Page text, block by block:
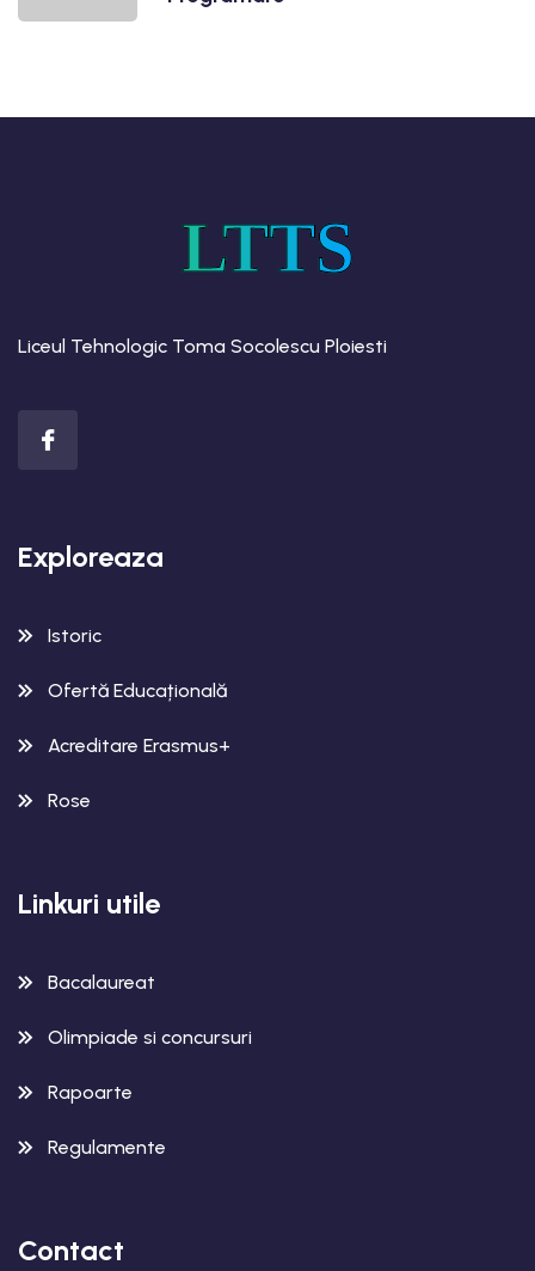
LTTS
Liceul Tehnologic Toma Socolescu Ploiesti
Exploreaza
Istoric
Ofertă Educațională
Acreditare Erasmus+
Rose
Linkuri utile
Bacalaureat
Olimpiade si concursuri
Rapoarte
Regulamente
Contact